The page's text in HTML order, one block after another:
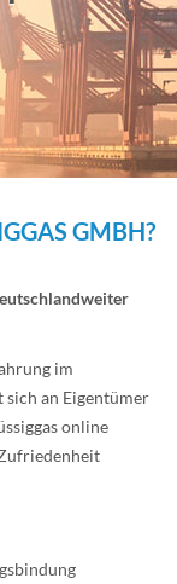
GMBH?
im
sich an Eigentümer
online